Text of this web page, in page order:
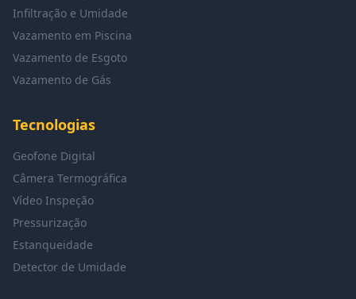
Infiltração e Umidade
Vazamento em Piscina
Vazamento de Esgoto
Vazamento de Gás
Tecnologias
Geofone Digital
Câmera Termográfica
Vídeo Inspeção
Pressurização
Estanqueidade
Detector de Umidade